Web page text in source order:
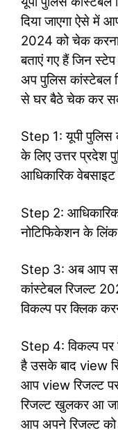
दिया जाएगा ऐसे में
2024 को चेक
बताएं गए हैं जिन
अप पुलिस कांस्टेबल
से घर बैठे चेक कर
Step 1: यूपी
के लिए उत्तर प्रदेश
आधिकारिक
Step 2:
नोटिफिकेशन के
Step 3: अब आप
कांस्टेबल रिजल्ट
विकल्प पर क्लिक
Step 4: विकल्प पर
है उसके बाद view
आप view रिजल्ट
रिजल्ट खुलकर आ
आप अपने रिजल्ट